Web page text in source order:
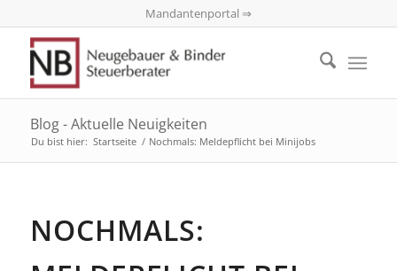
Mandantenportal ⇒
Blog - Aktuelle Neuigkeiten
Du bist hier: Startseite / Nochmals: Meldepflicht bei Minijobs
NOCHMALS: